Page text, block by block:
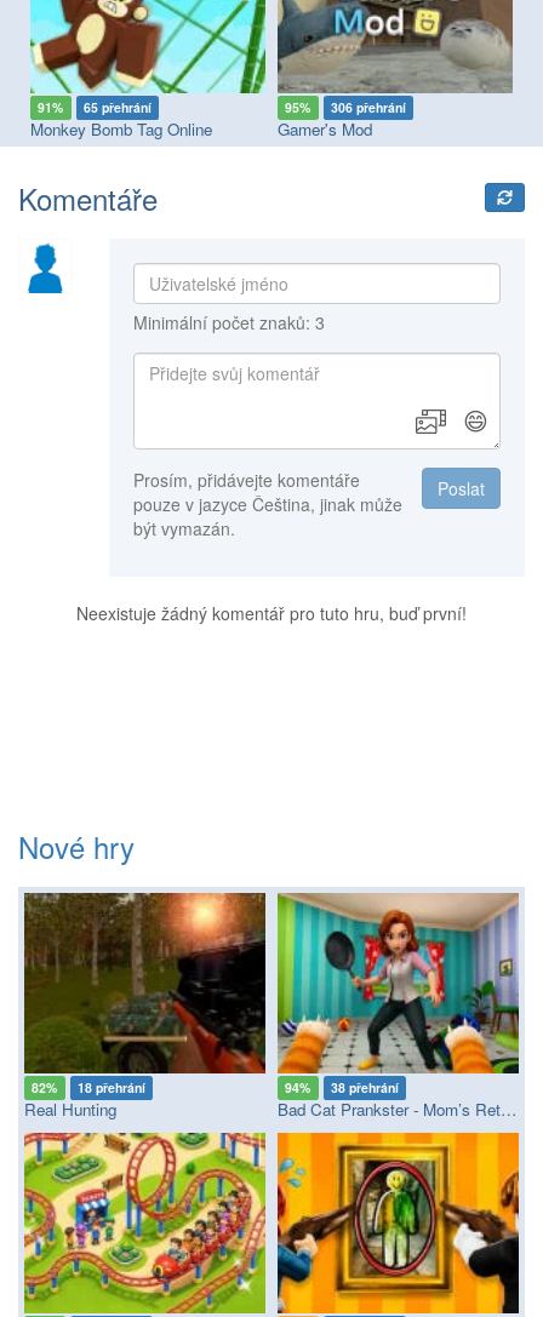
91% 65 přehrání
Monkey Bomb Tag Online
95% 306 přehrání
Gamer's Mod
Komentáře
Minimální počet znaků: 3
😄
Poslat
Prosím, přidávejte komentáře
pouze v jazyce Čeština, jinak může
být vymazán.
Neexistuje žádný komentář pro tuto hru, buď první!
Nové hry
82% 18 přehrání
Real Hunting
94% 38 přehrání
Bad Cat Prankster - Mom’s Return